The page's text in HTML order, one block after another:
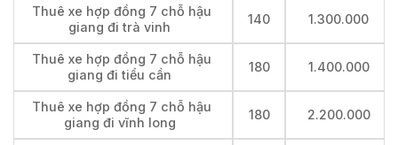
Thuê xe hợp đồng 7 chỗ hậu
giang đi trà vinh
140 1.300.000
Thuê xe hợp đồng 7 chỗ hậu
giang đi tiểu cần
180 1.400.000
Thuê xe hợp đồng 7 chỗ hậu
giang đi vĩnh long
180 2.200.000